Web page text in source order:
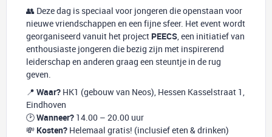
👥 Deze dag is speciaal voor jongeren die openstaan voor
nieuwe vriendschappen en een fijne sfeer. Het event wordt
georganiseerd vanuit het project PEECS, een initiatief van
enthousiaste jongeren die bezig zijn met inspirerend
leiderschap en anderen graag een steuntje in de rug
geven.
📍 Waar? HK1 (gebouw van Neos), Hessen Kasselstraat 1,
Eindhoven
🕑Wanneer? 14.00 – 20.00 uur
💸 Kosten? Helemaal gratis! (inclusief eten & drinken)